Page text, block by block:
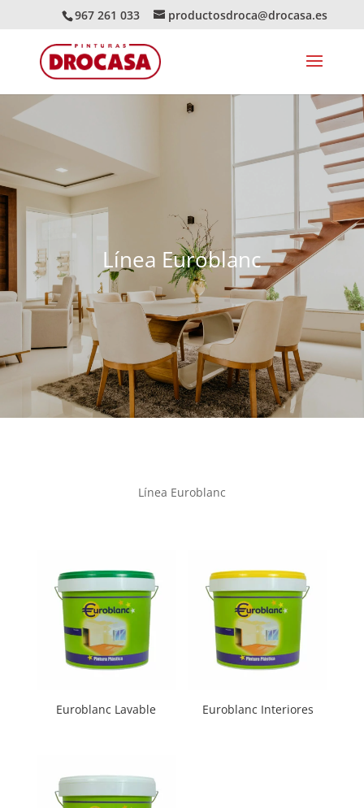
967 261 033 productosdroca@drocasa.es
Línea Euroblanc
Línea Euroblanc
Euroblanc Lavable Euroblanc Interiores